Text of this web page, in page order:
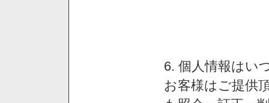
6. 個人情報はい
お客様はご提供